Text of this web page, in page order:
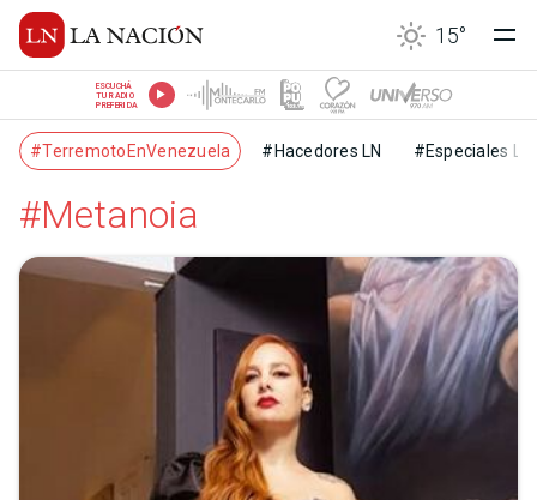
15°
ESCUCHÁ
TU RADIO
PREFERIDA
#TerremotoEnVenezuela #Hacedores LN #Especiales LN
#Metanoia